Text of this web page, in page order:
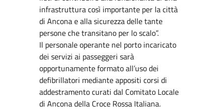
infrastruttura così importante per la città
di Ancona e alla sicurezza delle tante
persone che transitano per lo scalo”.
Il personale operante nel porto incaricato
dei servizi ai passeggeri sarà
opportunamente formato all’uso dei
defibrillatori mediante appositi corsi di
addestramento curati dal Comitato Locale
di Ancona della Croce Rossa Italiana.